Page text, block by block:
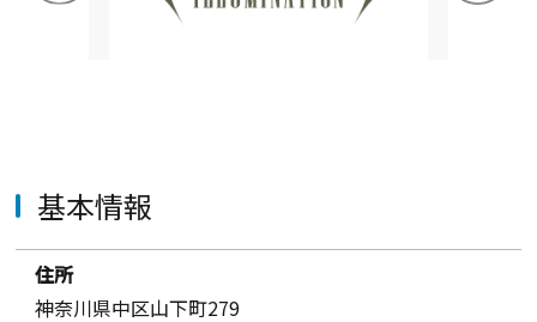
基本情報
住所
神奈川県中区山下町279